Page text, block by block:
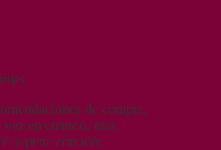
de compra,
vez en cuando, una
la pena conocer.